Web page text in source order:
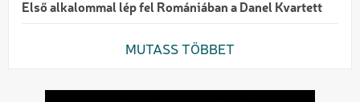
Első alkalommal lép fel Romániában a Danel Kvartett
MUTASS TÖBBET